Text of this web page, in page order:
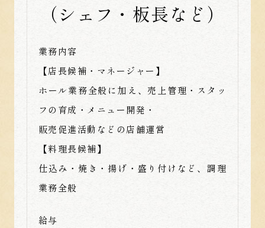
（シェフ・板長など）
業務内容
【店長候補・マネージャー】
ホール業務全般に加え、売上管理・スタッ
フの育成・メニュー開発・
販売促進活動などの店舗運営
【料理長候補】
仕込み・焼き・揚げ・盛り付けなど、調理
業務全般
給与